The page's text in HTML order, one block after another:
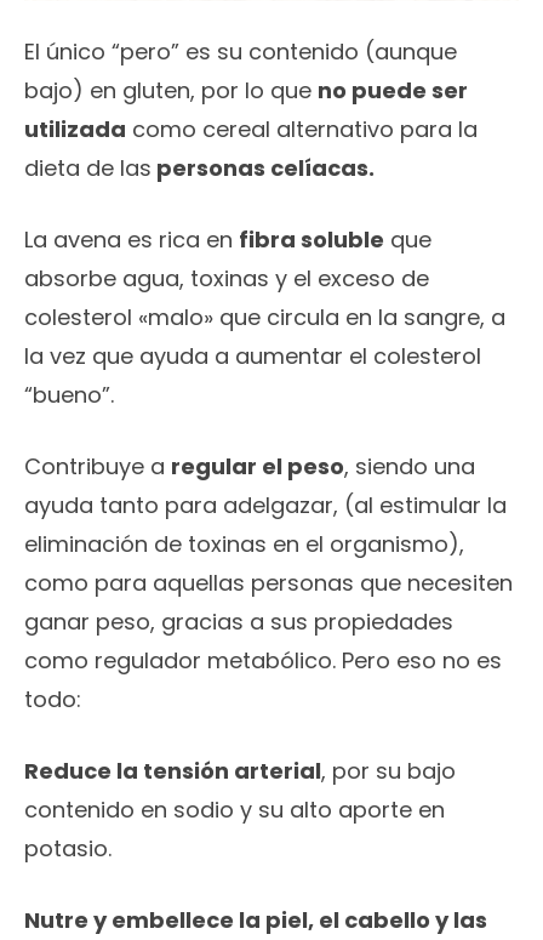
El único “pero” es su contenido (aunque
bajo) en gluten, por lo que no puede ser
utilizada como cereal alternativo para la
dieta de las personas celíacas.
La avena es rica en fibra soluble que
absorbe agua, toxinas y el exceso de
colesterol «malo» que circula en la sangre, a
la vez que ayuda a aumentar el colesterol
“bueno”.
Contribuye a regular el peso, siendo una
ayuda tanto para adelgazar, (al estimular la
eliminación de toxinas en el organismo),
como para aquellas personas que necesiten
ganar peso, gracias a sus propiedades
como regulador metabólico. Pero eso no es
todo:
Reduce la tensión arterial, por su bajo
contenido en sodio y su alto aporte en
potasio.
Nutre y embellece la piel, el cabello y las